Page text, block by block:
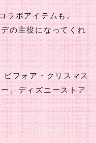
ラボアイテムも。
の主役になってくれ
フォア・クリスマス
、ディズニーストア